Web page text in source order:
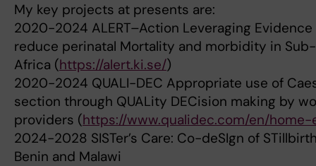
My key projects at presents are:
2020-2024 ALERT–Action Leveraging
reduce perinatal Mortality and morbidity in Sub-
Africa (https://alert.ki.se/)
2020-2024 QUALI-DEC Appropriate use of
section through QUALity DECision making by
providers (https://www.qualidec.com/en/home-
2024-2028 SISTer’s Care: Co-deSIgn of
Benin and Malawi